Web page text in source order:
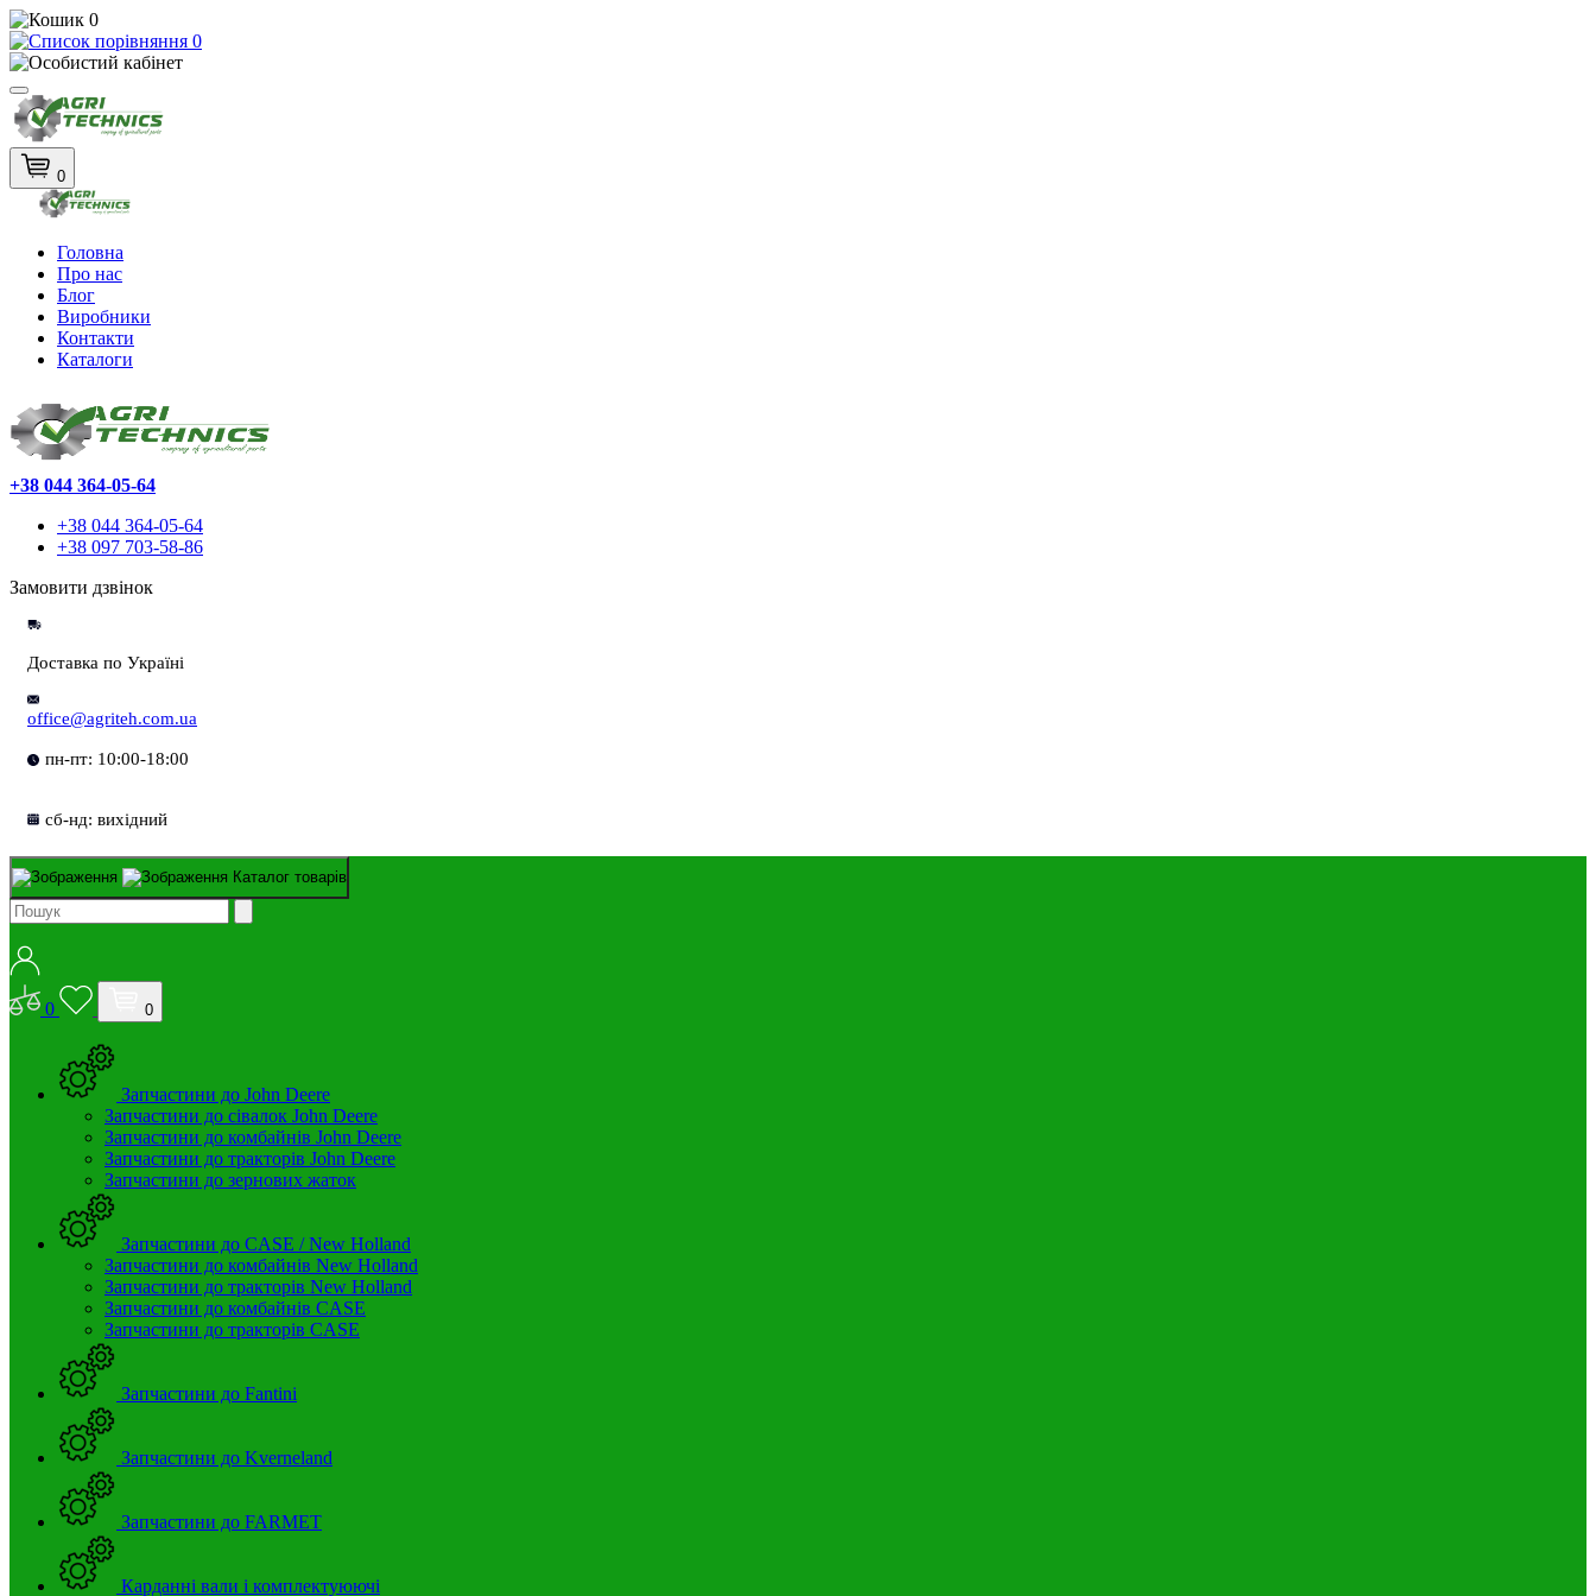
0
0
0
Головна
Про нас
Блог
Виробники
Контакти
Каталоги
+38 044 364-05-64
+38 044 364-05-64
+38 097 703-58-86
Замовити дзвінок
Доставка по Україні
office@agriteh.com.ua
пн-пт: 10:00-18:00
сб-нд: вихідний
Каталог товарів
0 0
Запчастини до John Deere
Запчастини до сівалок John Deere
Запчастини до комбайнів John Deere
Запчастини до тракторів John Deere
Запчастини до зернових жаток
Запчастини до CASE / New Holland
Запчастини до комбайнів New Holland
Запчастини до тракторів New Holland
Запчастини до комбайнів CASE
Запчастини до тракторів CASE
Запчастини до Fantini
Запчастини до Kverneland
Запчастини до FARMET
Карданні вали і комплектуюючі